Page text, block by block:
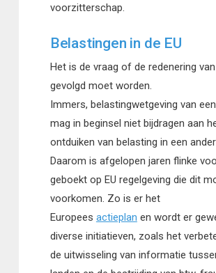
voorzitterschap.
Belastingen in de EU
Het is de vraag of de redenering
gevolgd moet worden.
Immers, belastingwetgeving van
mag in beginsel niet bijdragen aan
ontduiken van belasting in een
Daarom is afgelopen jaren flinke
geboekt op EU regelgeving die dit
voorkomen. Zo is er het
Europees actieplan en wordt er
diverse initiatieven, zoals het
de uitwisseling van informatie